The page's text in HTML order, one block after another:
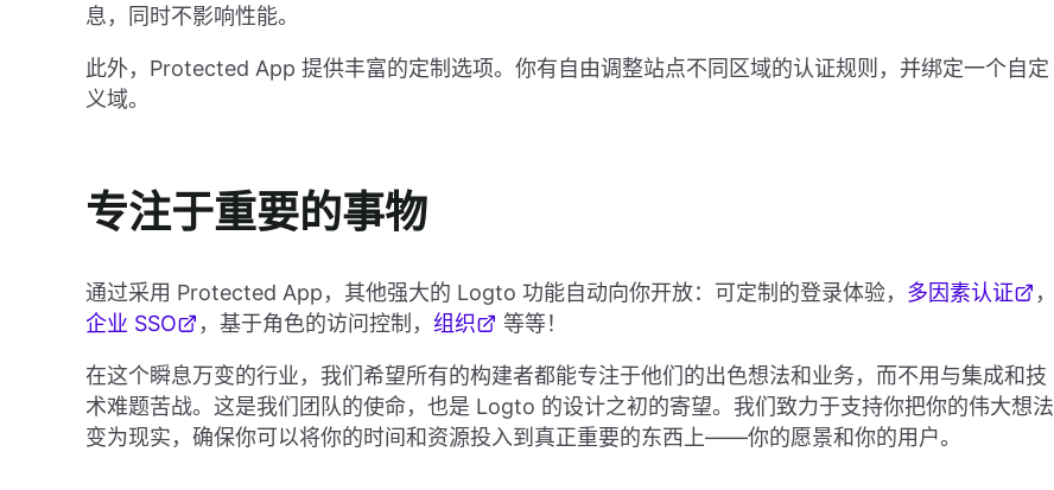
息，同时不影响性能。
此外，Protected App 提供丰富的定制选项。你有自由调整站点不同区域的认证规则，并绑定一个自定
义域。
专注于重要的事物
通过采用 Protected App，其他强大的 Logto 功能自动向你开放：可定制的登录体验， 多因素认证
，
企业 SSO
，基于角色的访问控制， 组织 等等！
在这个瞬息万变的行业，我们希望所有的构建者都能专注于他们的出色想法和业务，而不用与集成和技
术难题苦战。这是我们团队的使命，也是 Logto 的设计之初的寄望。我们致力于支持你把你的伟大想法
变为现实，确保你可以将你的时间和资源投入到真正重要的东西上——你的愿景和你的用户。